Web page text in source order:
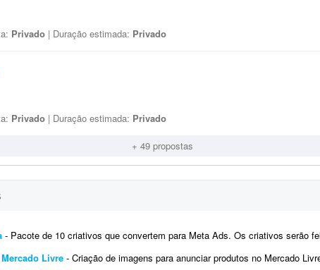
Privado | Duração estimada: Privado
Privado | Duração estimada: Privado
+ 49 propostas
- Pacote de 10 criativos que convertem para Meta Ads. Os criativos serão feitos para uma fotógrafa. Nada contra
Livre - Criação de imagens para anunciar produtos no Mercado Livre. Serão anunciados 30 produtos. Para cada